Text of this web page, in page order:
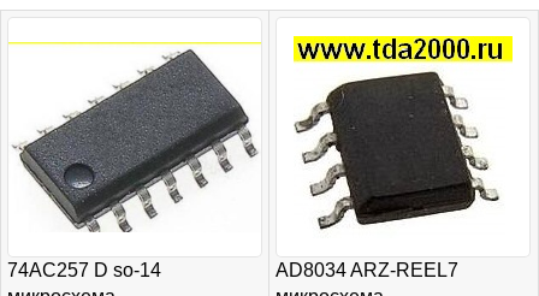
74AC257 D so-14
AD8034 ARZ-REEL7